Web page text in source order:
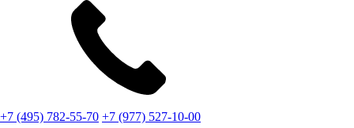
+7 (495) 782-55-70 +7 (977) 527-10-00